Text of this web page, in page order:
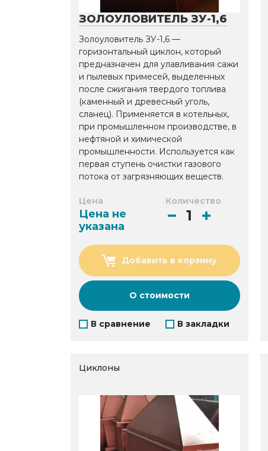
ЗОЛОУЛОВИТЕЛЬ ЗУ-1,6
Золоуловитель ЗУ-1,6 —
горизонтальный циклон, который
предназначен для улавливания сажи
и пылевых примесей, выделенных
после сжигания твердого топлива
(каменный и древесный уголь,
сланец). Применяется в котельных,
при промышленном производстве, в
нефтяной и химической
промышленности. Используется как
первая ступень очистки газового
потока от загрязняющих веществ.
Цена
Цена не
указана
Количество
Добавить в корзину
О стоимости
В сравнение В закладки
Циклоны